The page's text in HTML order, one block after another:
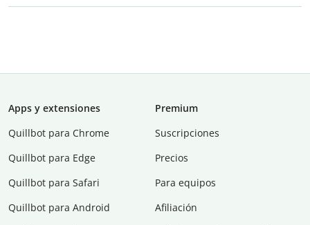
Apps y extensiones
Quillbot para Chrome
Quillbot para Edge
Quillbot para Safari
Quillbot para Android
Premium
Suscripciones
Precios
Para equipos
Afiliación